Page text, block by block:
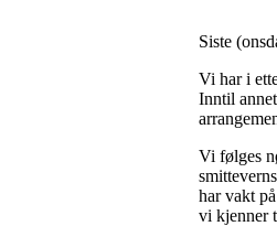
Siste
Vi har i
Inntil
Vi følges
har vakt
vi kjenner